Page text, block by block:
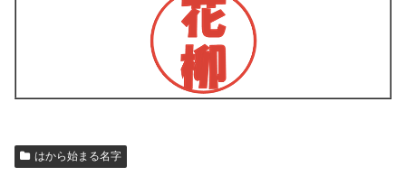
はから始まる名字